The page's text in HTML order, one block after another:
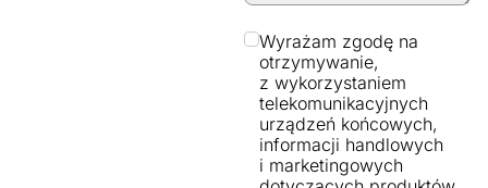
Wyrażam zgodę na
otrzymywanie,
z wykorzystaniem
telekomunikacyjnych
urządzeń końcowych,
informacji handlowych
i marketingowych